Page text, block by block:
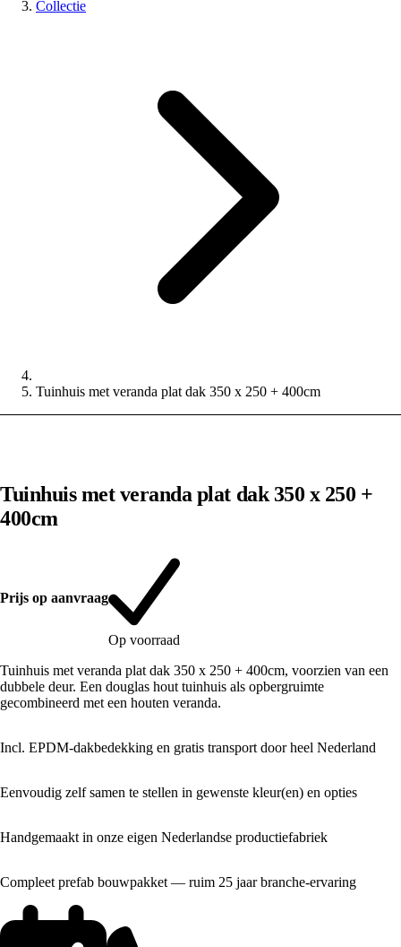
Collectie
Tuinhuis met veranda plat dak 350 x 250 + 400cm
Tuinhuis met veranda plat dak 350 x 250 +
400cm
Prijs op aanvraag
Op voorraad
Tuinhuis met veranda plat dak 350 x 250 + 400cm, voorzien van een
dubbele deur. Een douglas hout tuinhuis als opbergruimte
gecombineerd met een houten veranda.
Incl. EPDM-dakbedekking en gratis transport door heel Nederland
Eenvoudig zelf samen te stellen in gewenste kleur(en) en opties
Handgemaakt in onze eigen Nederlandse productiefabriek
Compleet prefab bouwpakket — ruim 25 jaar branche-ervaring